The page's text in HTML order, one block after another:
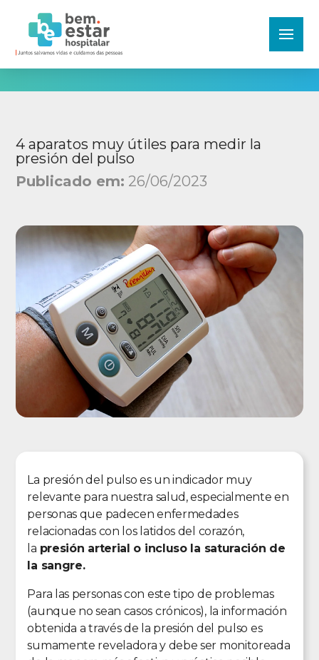
4 aparatos muy útiles para medir la
presión del pulso
Publicado em: 26/06/2023
La presión del pulso es un indicador muy
relevante para nuestra salud, especialmente en
personas que padecen enfermedades
relacionadas con los latidos del corazón,
la presión arterial o incluso la saturación de
la sangre.
Para las personas con este tipo de problemas
(aunque no sean casos crónicos), la información
obtenida a través de la presión del pulso es
sumamente reveladora y debe ser monitoreada